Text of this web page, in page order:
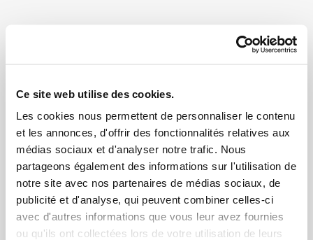
Ce site web utilise des cookies.
Les cookies nous permettent de personnaliser le contenu
et les annonces, d'offrir des fonctionnalités relatives aux
médias sociaux et d'analyser notre trafic. Nous
partageons également des informations sur l'utilisation de
notre site avec nos partenaires de médias sociaux, de
publicité et d'analyse, qui peuvent combiner celles-ci
avec d'autres informations que vous leur avez fournies
ou qu'ils ont collectées lors de votre utilisation de leurs